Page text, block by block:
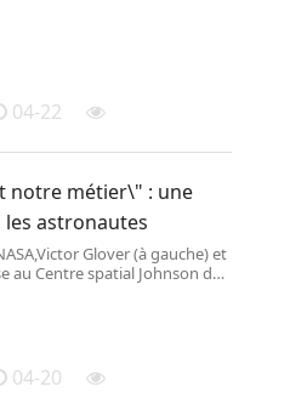
04-22
notre métier\" : une
astronautes
Glover (à gauche) et
au Centre spatial Johnson de
04-20